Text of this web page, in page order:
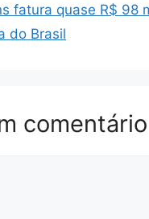
fatura quase R$ 98
do Brasil
comentário